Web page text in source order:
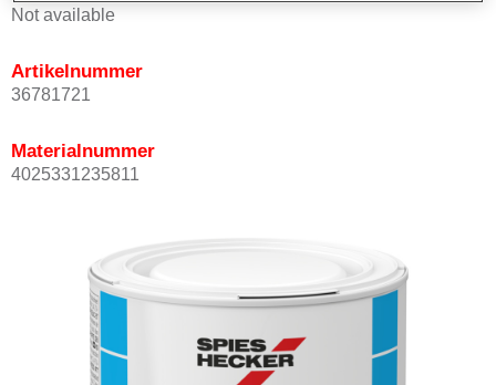
Not available
Artikelnummer
36781721
Materialnummer
4025331235811